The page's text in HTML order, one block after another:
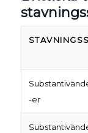
-er